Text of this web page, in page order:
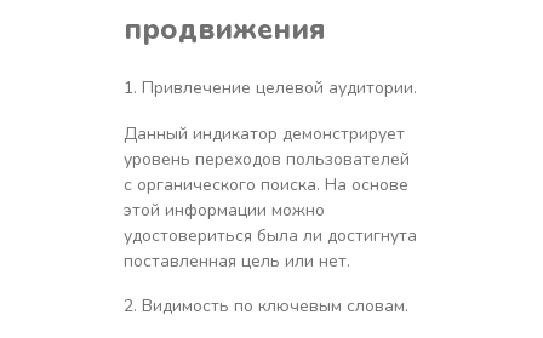
продвижения
Привлечение целевой аудитории.
Данный индикатор демонстрирует
уровень переходов пользователей
с органического поиска. На основе
этой информации можно
удостовериться была ли достигнута
поставленная цель или нет.
Видимость по ключевым словам.